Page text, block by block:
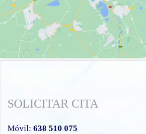
SOLICITAR CITA
Móvil: 638 510 075